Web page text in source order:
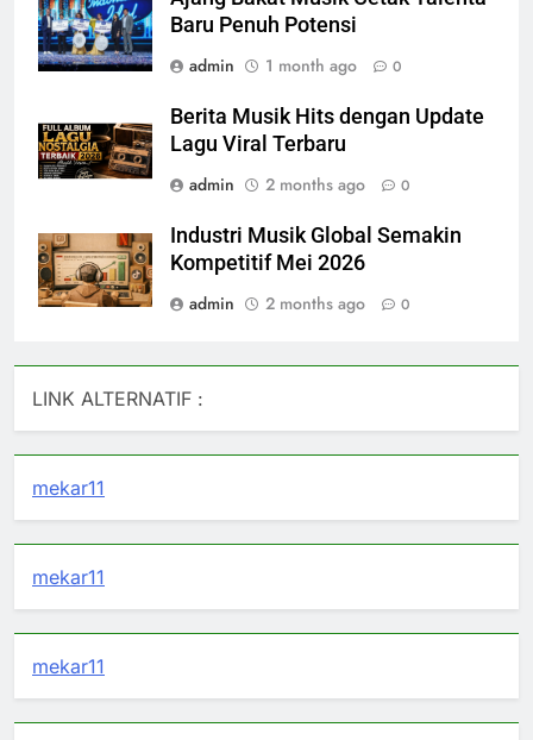
Baru Penuh Potensi
admin
1 month ago 0
Berita Musik Hits dengan Update
Lagu Viral Terbaru
admin
2 months ago 0
Industri Musik Global Semakin
Kompetitif Mei 2026
admin
2 months ago 0
LINK ALTERNATIF :
mekar11
mekar11
mekar11